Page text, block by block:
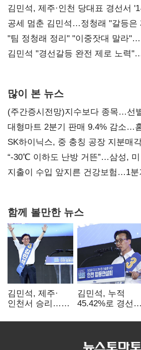
0.86%p(2보)
김민석, 제주·인천 당대표 경선서
공세 멈춘 김민석…정청래 "갈등은
"팀 정청래 정리" "이중잣대 말라
다툼 격화
김민석 "경선갈등 완전 제로 노력
많이 본 뉴스
(주간증시전망)지수보다 종목…선
대형마트 2분기 판매 9.4% 감소…
SK하이닉스, 중 충칭 공장 지분매
없어”
“-30℃ 이하도 난방 거뜬”…삼성,
협력
지출이 수입 앞지른 건강보험…1분
함께 볼만한 뉴스
김민석, 제주·
인천서 승리…
탈환'(종합)
김민석, 누적
45.42%로 경선
격차